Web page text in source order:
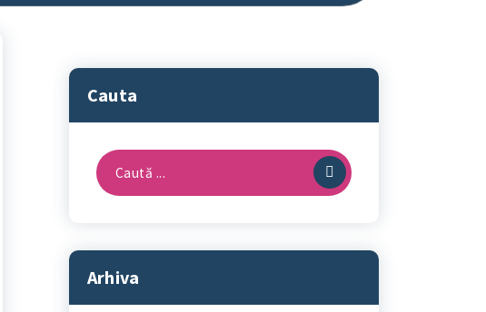
Cauta
Caută
după:
Arhiva